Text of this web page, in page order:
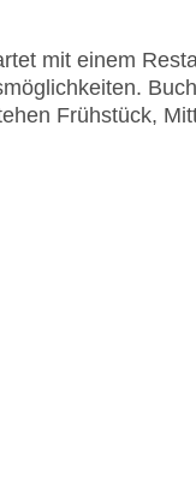
mit einem
Frühstück,